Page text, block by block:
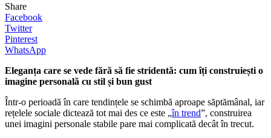
Share
Facebook
Twitter
Pinterest
WhatsApp
Eleganța care se vede fără să fie stridentă: cum îți construiești o
imagine personală cu stil și bun gust
Într-o perioadă în care tendințele se schimbă aproape săptămânal, iar
rețelele sociale dictează tot mai des ce este „în trend”, construirea
unei imagini personale stabile pare mai complicată decât în trecut.